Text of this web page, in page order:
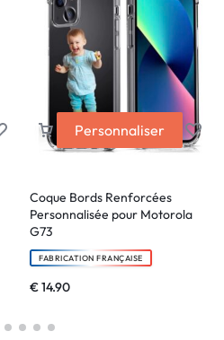
Personnaliser
Coque Bords Renforcées
Personnalisée pour Motorola
G73
FABRICATION FRANÇAISE
€14.90